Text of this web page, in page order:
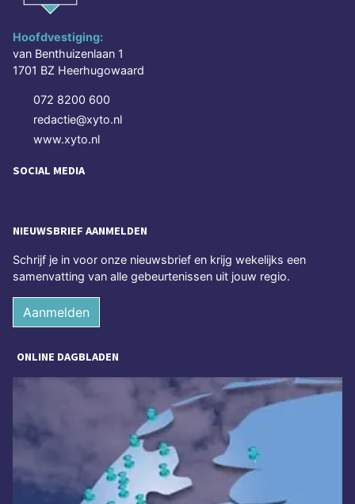
Hoofdvestiging:
van Benthuizenlaan 1
1701 BZ Heerhugowaard
072 8200 600
redactie@xyto.nl
www.xyto.nl
SOCIAL MEDIA
NIEUWSBRIEF AANMELDEN
Schrijf je in voor onze nieuwsbrief en krijg wekelijks een
samenvatting van alle gebeurtenissen uit jouw regio.
Aanmelden
ONLINE DAGBLADEN